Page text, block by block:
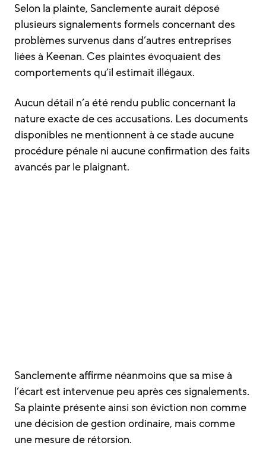
Selon la plainte, Sanclemente aurait déposé
plusieurs signalements formels concernant des
problèmes survenus dans d’autres entreprises
liées à Keenan. Ces plaintes évoquaient des
comportements qu’il estimait illégaux.
Aucun détail n’a été rendu public concernant la
nature exacte de ces accusations. Les documents
disponibles ne mentionnent à ce stade aucune
procédure pénale ni aucune confirmation des faits
avancés par le plaignant.
Sanclemente affirme néanmoins que sa mise à
l’écart est intervenue peu après ces signalements.
Sa plainte présente ainsi son éviction non comme
une décision de gestion ordinaire, mais comme
une mesure de rétorsion.